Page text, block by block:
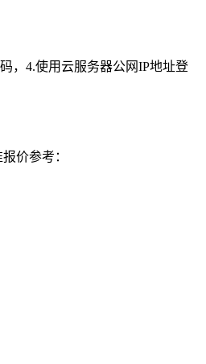
，4.使用云服务器公网IP地址登
价参考：